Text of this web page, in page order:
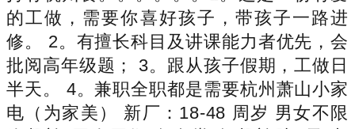
的工做，需要你喜好孩子，带孩子一路进
修。 2。有擅长科目及讲课能力者优先，会
批阅高年级题； 3。跟从孩子假期，工做日
半天。 4。兼职全职都是需要杭州萧山小家
电（为家美） 新厂：18-48 周岁 男女不限